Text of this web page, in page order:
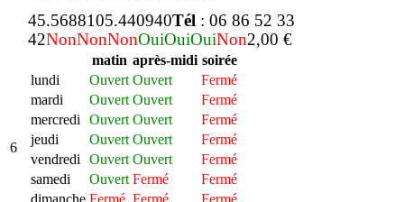
6
45.5688105.440940Tél : 06 86 52 33
42NonNonNonOuiOuiOuiNon2,00 €
matin après-midi soirée
lundi
Ouvert Ouvert
Fermé
mardi
Ouvert Ouvert
Fermé
mercredi
Ouvert Ouvert
Fermé
jeudi
Ouvert Ouvert
Fermé
vendredi
Ouvert Ouvert
Fermé
samedi
Ouvert Fermé
Fermé
dimanche Fermé Fermé Fermé